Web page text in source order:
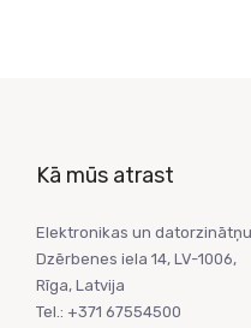
Kā mūs atrast
Elektronikas un
Dzērbenes iela 14, LV-1006,
Rīga, Latvija
Tel.: +371 67554500